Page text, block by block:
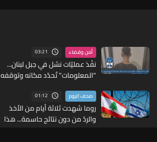
أمن وقضاء 03:21
نفّذ عمليّات نشل في جبل لبنان...
"المعلومات" تُحدّد مكانه وتوقفه
صحف اليوم 01:12
روما شهدت ثلاثة أيام من الأخذ
والردّ من دون نتائج حاسمة... هذا